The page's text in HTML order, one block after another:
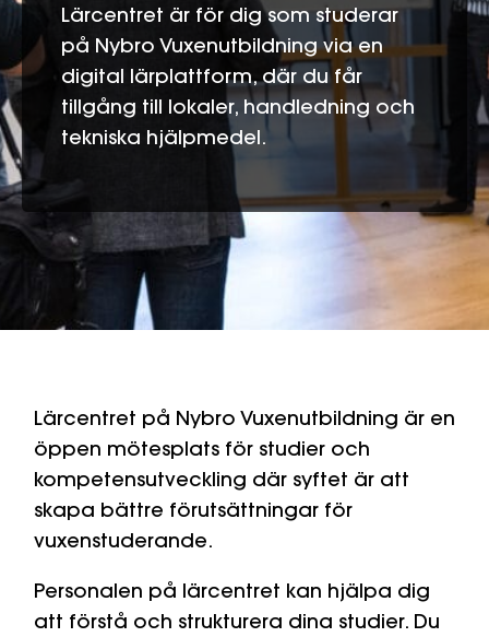
Lärcentret är för dig som studerar
på Nybro Vuxenutbildning via en
digital lärplattform, där du får
tillgång till lokaler, handledning och
tekniska hjälpmedel.
Lärcentret på Nybro Vuxenutbildning är en
öppen mötesplats för studier och
kompetensutveckling där syftet är att
skapa bättre förutsättningar för
vuxenstuderande.
Personalen på lärcentret kan hjälpa dig
att förstå och strukturera dina studier. Du